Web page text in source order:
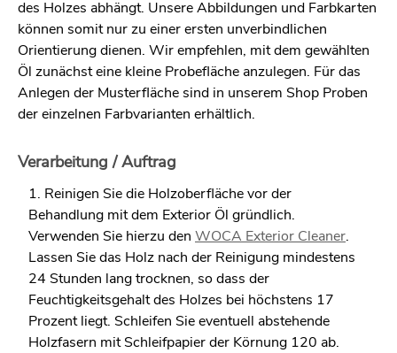
des Holzes abhängt. Unsere Abbildungen und Farbkarten
können somit nur zu einer ersten unverbindlichen
Orientierung dienen. Wir empfehlen, mit dem gewählten
Öl zunächst eine kleine Probefläche anzulegen. Für das
Anlegen der Musterfläche sind in unserem Shop Proben
der einzelnen Farbvarianten erhältlich.
Verarbeitung / Auftrag
1. Reinigen Sie die Holzoberfläche vor der
Behandlung mit dem Exterior Öl gründlich.
Verwenden Sie hierzu den WOCA Exterior Cleaner.
Lassen Sie das Holz nach der Reinigung mindestens
24 Stunden lang trocknen, so dass der
Feuchtigkeitsgehalt des Holzes bei höchstens 17
Prozent liegt. Schleifen Sie eventuell abstehende
Holzfasern mit Schleifpapier der Körnung 120 ab.